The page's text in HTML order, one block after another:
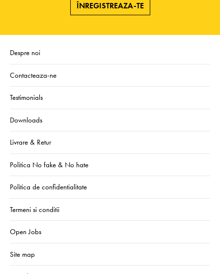
ÎNREGISTREAZA-TE
Despre noi
Contacteaza-ne
Testimonials
Downloads
Livrare & Retur
Politica No fake & No hate
Politica de confidentialitate
Termeni si conditii
Open Jobs
Site map